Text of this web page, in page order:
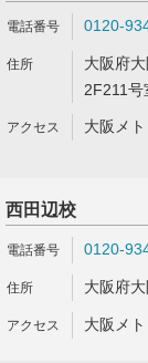
0120-
大阪府
2F211号
大阪メ
西田辺校
0120-
大阪府
大阪メ